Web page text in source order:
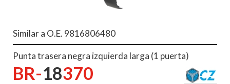
Similar a O.E. 9816806480
Punta trasera negra izquierda larga (1 puerta)
BR-18370